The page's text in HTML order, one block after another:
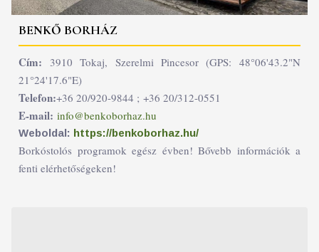
BENKŐ BORHÁZ
Cím: 3910 Tokaj, Szerelmi Pincesor (GPS: 48°06'43.2"N
21°24'17.6"E)
Telefon:+36 20/920-9844 ; +36 20/312-0551
E-mail: info@benkoborhaz.hu
Weboldal: https://benkoborhaz.hu/
Borkóstolós programok egész évben! Bővebb információk a
fenti elérhetőségeken!